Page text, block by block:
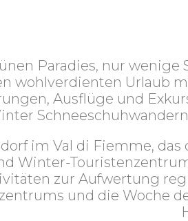
Paradies, nur
wohlverdienten Urlaub
Ausflüge und
im Val di Fiemme,
Winter-
zur Aufwertung
und die Woche